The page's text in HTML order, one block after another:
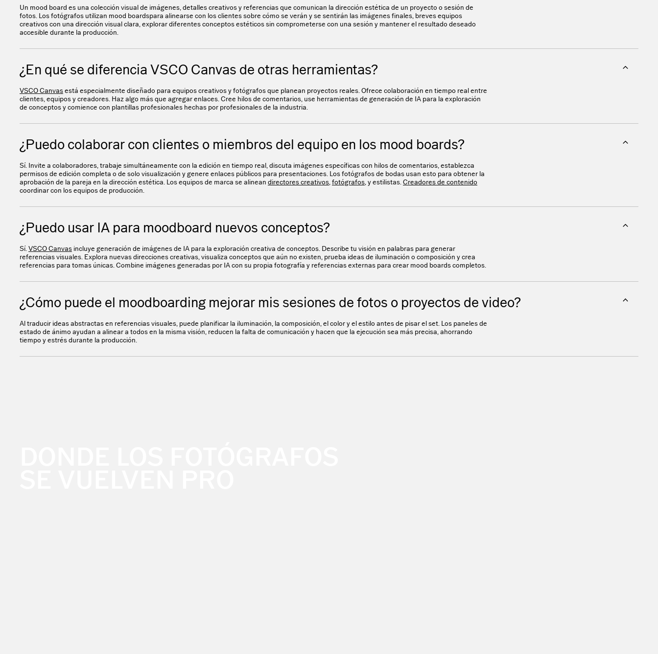
Un mood board es una colección visual de imágenes, detalles creativos y referencias que comunican la dirección estética de un proyecto o sesión de
fotos. Los fotógrafos utilizan mood boardspara alinearse con los clientes sobre cómo se verán y se sentirán las imágenes finales, breves equipos
creativos con una dirección visual clara, explorar diferentes conceptos estéticos sin comprometerse con una sesión y mantener el resultado deseado
accesible durante la producción.
¿En qué se diferencia VSCO Canvas de otras herramientas?
VSCO Canvasestá especialmente diseñado para equipos creativos y fotógrafos que planean proyectos reales. Ofrece colaboración en tiempo real entre
clientes, equipos y creadores. Haz algo más que agregar enlaces. Cree hilos de comentarios, use herramientas de generación de IA para la exploración
de conceptos y comience con plantillas profesionales hechas por profesionales de la industria.
¿Puedo colaborar con clientes o miembros del equipo en los mood boards?
Sí. Invite a colaboradores, trabaje simultáneamente con la edición en tiempo real, discuta imágenes específicas con hilos de comentarios, establezca
permisos de edición completa o de solo visualización y genere enlaces públicos para presentaciones. Los fotógrafos de bodas usan esto para obtener la
aprobación de la pareja en la dirección estética. Los equipos de marca se alinean directores creativos,fotógrafos, y estilistas.Creadores de contenido
coordinar con los equipos de producción.
¿Puedo usar IA para moodboard nuevos conceptos?
Sí.VSCO Canvas incluye generación de imágenes de IA para la exploración creativa de conceptos. Describe tu visión en palabras para generar
referencias visuales. Explora nuevas direcciones creativas, visualiza conceptos que aún no existen, prueba ideas de iluminación o composición y crea
referencias para tomas únicas. Combine imágenes generadas por IA con su propia fotografía y referencias externas para crear mood boards completos.
¿Cómo puede el moodboarding mejorar mis sesiones de fotos o proyectos de video?
Al traducir ideas abstractas en referencias visuales, puede planificar la iluminación, la composición, el color y el estilo antes de pisar el set. Los paneles de
estado de ánimo ayudan a alinear a todos en la misma visión, reducen la falta de comunicación y hacen que la ejecución sea más precisa, ahorrando
tiempo y estrés durante la producción.